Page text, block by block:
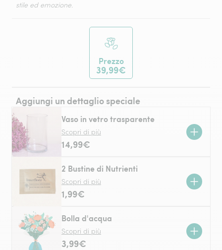
stile ed emozione.
Prezzo
39,99€
Aggiungi un dettaglio speciale
Vaso in vetro trasparente
Scopri di più
14,99€
2 Bustine di Nutrienti
Scopri di più
1,99€
Bolla d'acqua
Scopri di più
3,99€